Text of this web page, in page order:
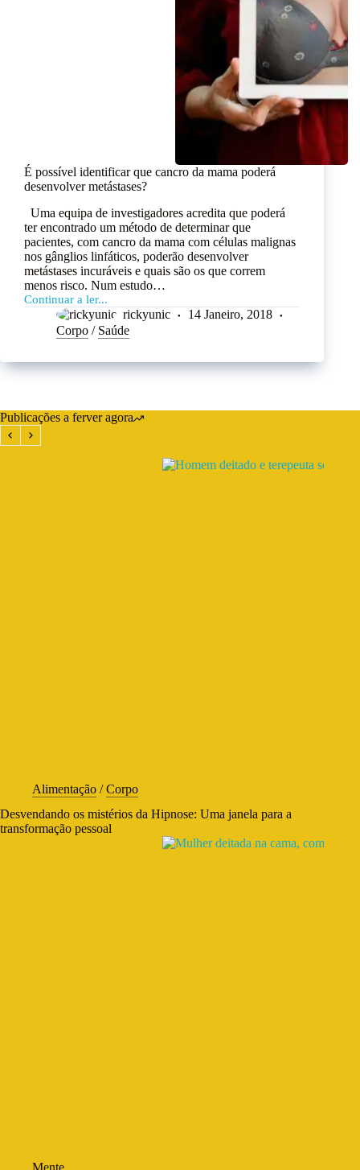
É possível identificar que cancro da mama poderá
desenvolver metástases?
Uma equipa de investigadores acredita que poderá
ter encontrado um método de determinar que
pacientes, com cancro da mama com células malignas
nos gânglios linfáticos, poderão desenvolver
metástases incuráveis e quais são os que correm
menos risco. Num estudo…
Continuar a ler...
rickyunic
14 Janeiro, 2018
Corpo / Saúde
Publicações a ferver agora
Alimentação /Corpo
Desvendando os mistérios da Hipnose: Uma janela para a
transformação pessoal
Mente